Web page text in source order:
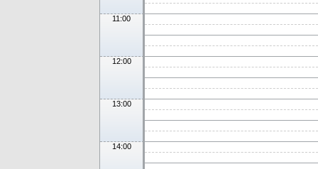
11:00
12:00
13:00
14:00